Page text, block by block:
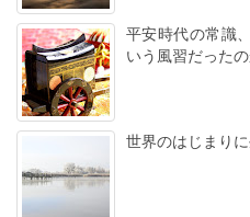
平安時代の常識
いう風習だったの
世界のはじまり